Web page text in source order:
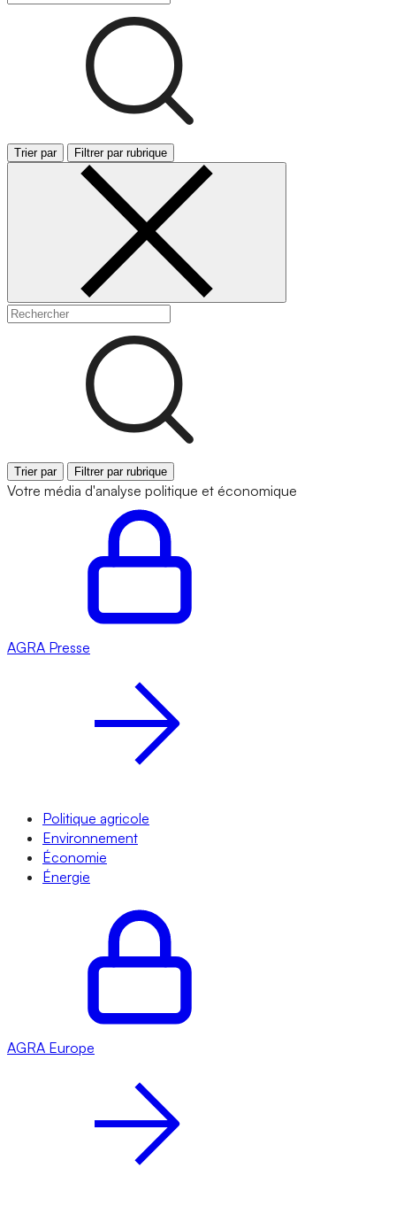
Trier par Filtrer par rubrique
Trier par Filtrer par rubrique
Votre média d'analyse politique et économique
AGRA Presse
Politique agricole
Environnement
Économie
Énergie
AGRA Europe